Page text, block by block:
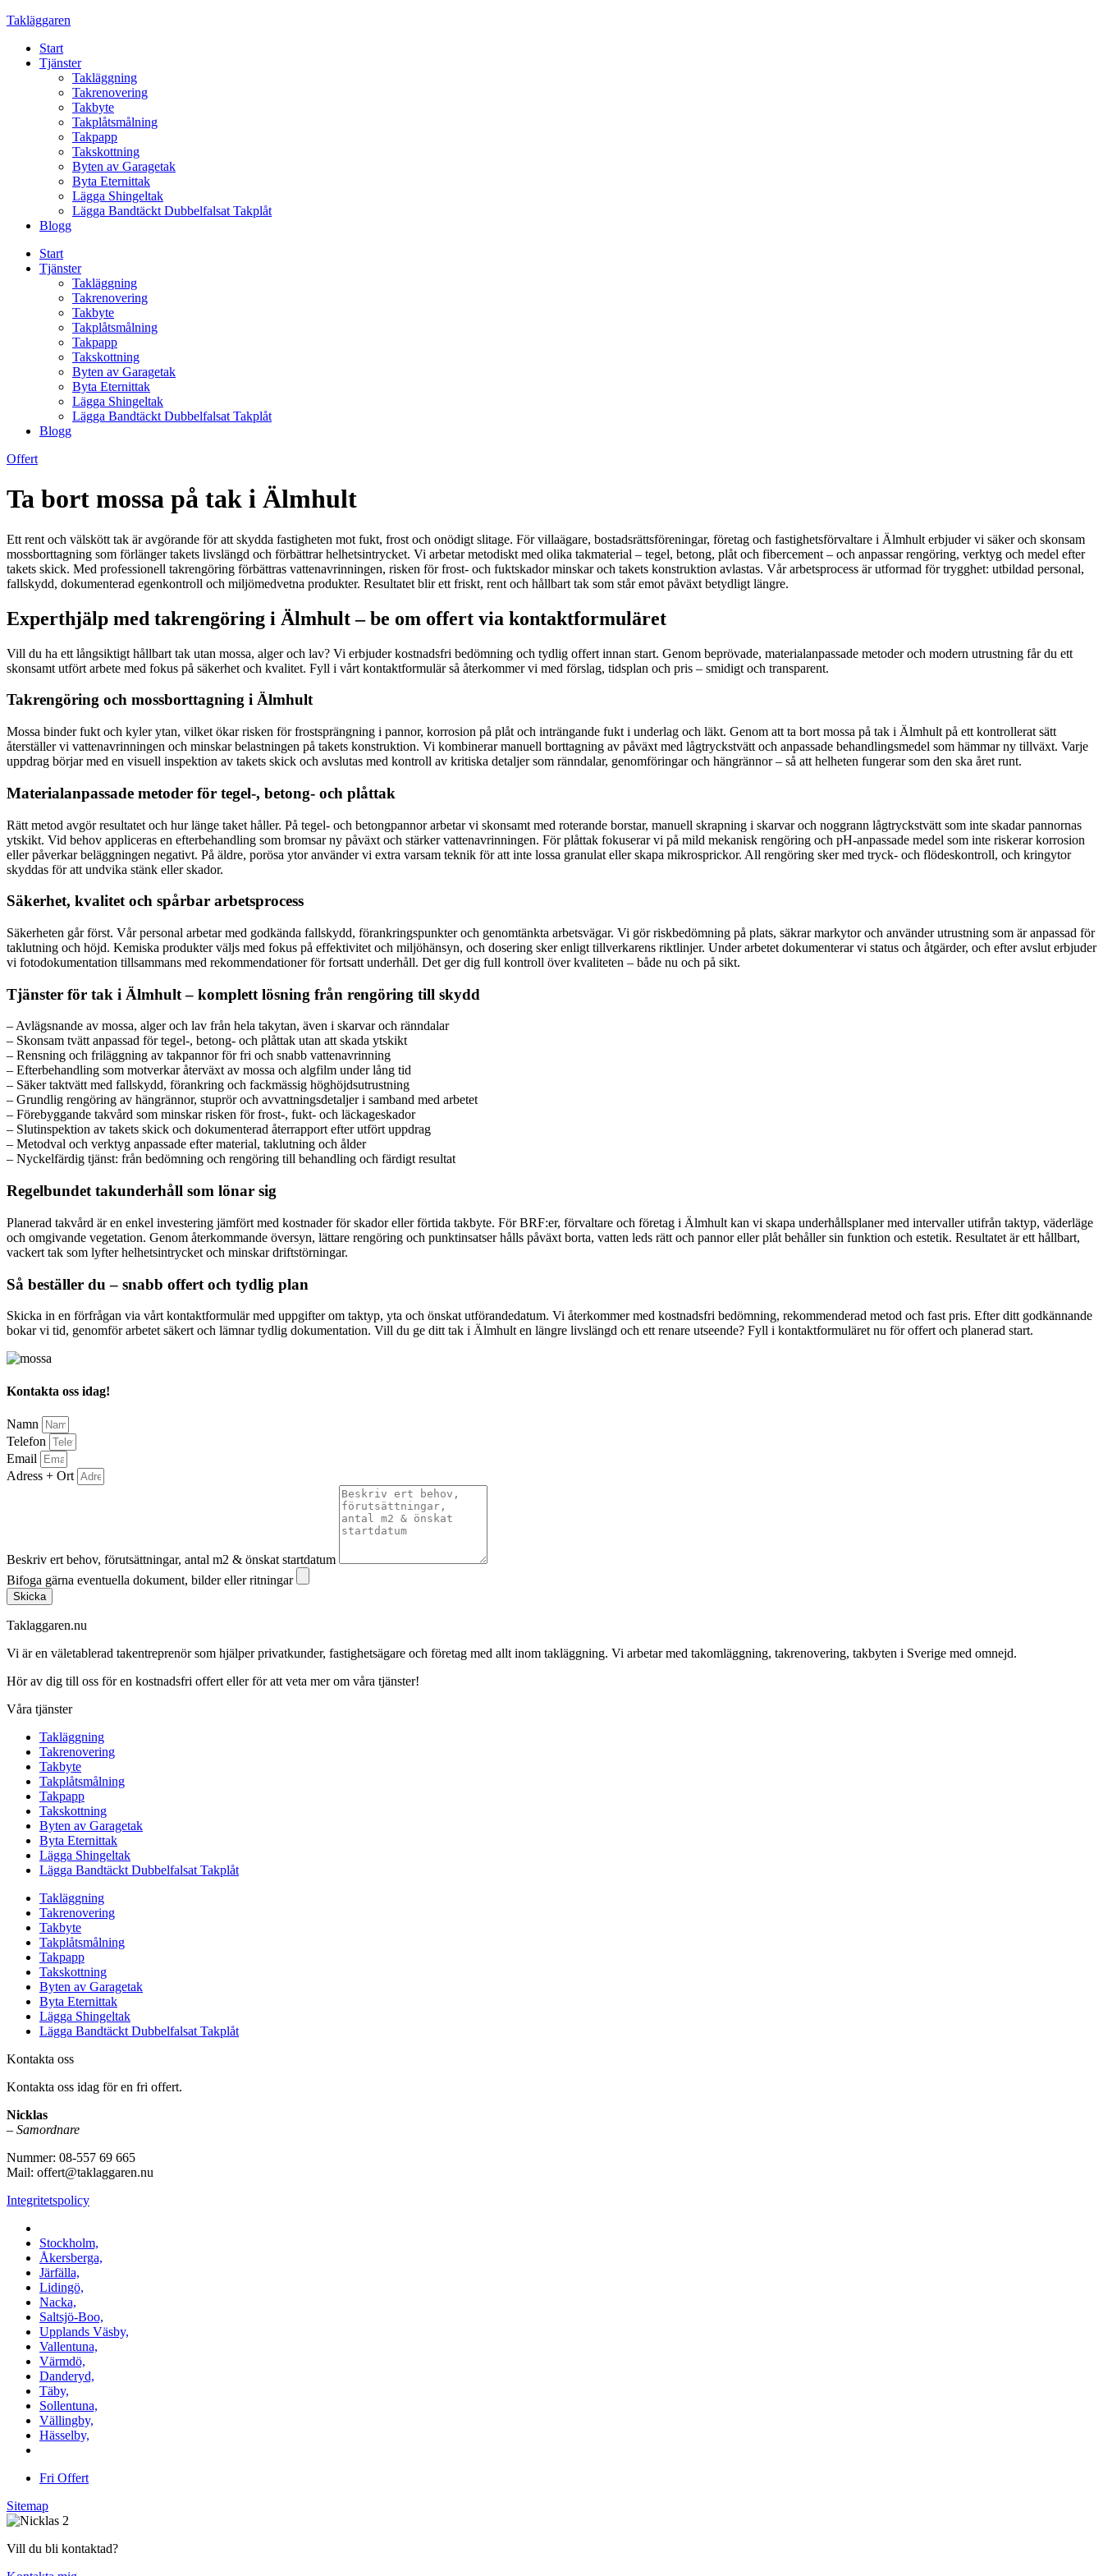
Skip
content
Takläggaren
Start
Tjänster
Takläggning
Takrenovering
Takbyte
Takplåtsmålning
Takpapp
Takskottning
Byten av Garagetak
Byta Eternittak
Lägga Shingeltak
Lägga Bandtäckt Dubbelfalsat Takplåt
Blogg
Start
Tjänster
Takläggning
Takrenovering
Takbyte
Takplåtsmålning
Takpapp
Takskottning
Byten av Garagetak
Byta Eternittak
Lägga Shingeltak
Lägga Bandtäckt Dubbelfalsat Takplåt
Blogg
Offert
Ta bort mossa på tak i Älmhult
Ett rent och välskött tak är avgörande för att skydda fastigheten mot fukt, frost och onödigt slitage. För villaägare, bostadsrättsföreningar, företag och fastighetsförvaltare i Älmhult erbjuder vi säker och skonsam
mossborttagning som förlänger takets livslängd och förbättrar helhetsintrycket. Vi arbetar metodiskt med olika takmaterial – tegel, betong, plåt och fibercement – och anpassar rengöring, verktyg och medel efter
takets skick. Med professionell takrengöring förbättras vattenavrinningen, risken för frost- och fuktskador minskar och takets konstruktion avlastas. Vår arbetsprocess är utformad för trygghet: utbildad personal,
fallskydd, dokumenterad egenkontroll och miljömedvetna produkter. Resultatet blir ett friskt, rent och hållbart tak som står emot påväxt betydligt längre.
Experthjälp med takrengöring i Älmhult – be om offert via kontaktformuläret
Vill du ha ett långsiktigt hållbart tak utan mossa, alger och lav? Vi erbjuder kostnadsfri bedömning och tydlig offert innan start. Genom beprövade, materialanpassade metoder och modern utrustning får du ett
skonsamt utfört arbete med fokus på säkerhet och kvalitet. Fyll i vårt kontaktformulär så återkommer vi med förslag, tidsplan och pris – smidigt och transparent.
Takrengöring och mossborttagning i Älmhult
Mossa binder fukt och kyler ytan, vilket ökar risken för frostsprängning i pannor, korrosion på plåt och inträngande fukt i underlag och läkt. Genom att ta bort mossa på tak i Älmhult på ett kontrollerat sätt
återställer vi vattenavrinningen och minskar belastningen på takets konstruktion. Vi kombinerar manuell borttagning av påväxt med lågtryckstvätt och anpassade behandlingsmedel som hämmar ny tillväxt. Varje
uppdrag börjar med en visuell inspektion av takets skick och avslutas med kontroll av kritiska detaljer som ränndalar, genomföringar och hängrännor – så att helheten fungerar som den ska året runt.
Materialanpassade metoder för tegel-, betong- och plåttak
Rätt metod avgör resultatet och hur länge taket håller. På tegel- och betongpannor arbetar vi skonsamt med roterande borstar, manuell skrapning i skarvar och noggrann lågtryckstvätt som inte skadar pannornas
ytskikt. Vid behov appliceras en efterbehandling som bromsar ny påväxt och stärker vattenavrinningen. För plåttak fokuserar vi på mild mekanisk rengöring och pH-anpassade medel som inte riskerar korrosion
eller påverkar beläggningen negativt. På äldre, porösa ytor använder vi extra varsam teknik för att inte lossa granulat eller skapa mikrosprickor. All rengöring sker med tryck- och flödeskontroll, och kringytor
skyddas för att undvika stänk eller skador.
Säkerhet, kvalitet och spårbar arbetsprocess
Säkerheten går först. Vår personal arbetar med godkända fallskydd, förankringspunkter och genomtänkta arbetsvägar. Vi gör riskbedömning på plats, säkrar markytor och använder utrustning som är anpassad för
taklutning och höjd. Kemiska produkter väljs med fokus på effektivitet och miljöhänsyn, och dosering sker enligt tillverkarens riktlinjer. Under arbetet dokumenterar vi status och åtgärder, och efter avslut erbjuder
vi fotodokumentation tillsammans med rekommendationer för fortsatt underhåll. Det ger dig full kontroll över kvaliteten – både nu och på sikt.
Tjänster för tak i Älmhult – komplett lösning från rengöring till skydd
– Avlägsnande av mossa, alger och lav från hela takytan, även i skarvar och ränndalar
– Skonsam tvätt anpassad för tegel-, betong- och plåttak utan att skada ytskikt
– Rensning och friläggning av takpannor för fri och snabb vattenavrinning
– Efterbehandling som motverkar återväxt av mossa och algfilm under lång tid
– Säker taktvätt med fallskydd, förankring och fackmässig höghöjdsutrustning
– Grundlig rengöring av hängrännor, stuprör och avvattningsdetaljer i samband med arbetet
– Förebyggande takvård som minskar risken för frost-, fukt- och läckageskador
– Slutinspektion av takets skick och dokumenterad återrapport efter utfört uppdrag
– Metodval och verktyg anpassade efter material, taklutning och ålder
– Nyckelfärdig tjänst: från bedömning och rengöring till behandling och färdigt resultat
Regelbundet takunderhåll som lönar sig
Planerad takvård är en enkel investering jämfört med kostnader för skador eller förtida takbyte. För BRF:er, förvaltare och företag i Älmhult kan vi skapa underhållsplaner med intervaller utifrån taktyp, väderläge
och omgivande vegetation. Genom återkommande översyn, lättare rengöring och punktinsatser hålls påväxt borta, vatten leds rätt och pannor eller plåt behåller sin funktion och estetik. Resultatet är ett hållbart,
vackert tak som lyfter helhetsintrycket och minskar driftstörningar.
Så beställer du – snabb offert och tydlig plan
Skicka in en förfrågan via vårt kontaktformulär med uppgifter om taktyp, yta och önskat utförandedatum. Vi återkommer med kostnadsfri bedömning, rekommenderad metod och fast pris. Efter ditt godkännande
bokar vi tid, genomför arbetet säkert och lämnar tydlig dokumentation. Vill du ge ditt tak i Älmhult en längre livslängd och ett renare utseende? Fyll i kontaktformuläret nu för offert och planerad start.
Kontakta oss idag!
Namn
Telefon
Email
Adress + Ort
Beskriv ert behov, förutsättningar, antal m2 & önskat startdatum
Bifoga gärna eventuella dokument, bilder eller ritningar
Skicka
Taklaggaren.nu
Vi är en väletablerad takentreprenör som hjälper privatkunder, fastighetsägare och företag med allt inom takläggning. Vi arbetar med takomläggning, takrenovering, takbyten i Sverige med omnejd.
Hör av dig till oss för en kostnadsfri offert eller för att veta mer om våra tjänster!
Våra tjänster
Takläggning
Takrenovering
Takbyte
Takplåtsmålning
Takpapp
Takskottning
Byten av Garagetak
Byta Eternittak
Lägga Shingeltak
Lägga Bandtäckt Dubbelfalsat Takplåt
Takläggning
Takrenovering
Takbyte
Takplåtsmålning
Takpapp
Takskottning
Byten av Garagetak
Byta Eternittak
Lägga Shingeltak
Lägga Bandtäckt Dubbelfalsat Takplåt
Kontakta oss
Kontakta oss idag för en fri offert.
Nicklas
– Samordnare
Nummer: 08-557 69 665
Mail: offert@taklaggaren.nu
Integritetspolicy
Stockholm,
Åkersberga,
Järfälla,
Lidingö,
Nacka,
Saltsjö-Boo,
Upplands Väsby,
Vallentuna,
Värmdö,
Danderyd,
Täby,
Sollentuna,
Vällingby,
Hässelby,
Fri Offert
Sitemap
Vill du bli kontaktad?